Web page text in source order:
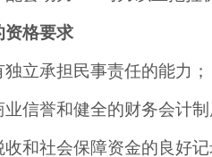
资格要求
独立承担民事责任的能力；
业信誉和健全的财务会计制
收和社会保障资金的良好记